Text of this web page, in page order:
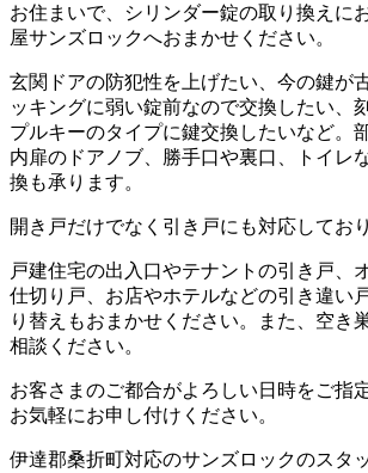
お住まいで、シリンダー錠の取り換えに
屋サンズロックへおまかせください。
玄関ドアの防犯性を上げたい、今の鍵が
ッキングに弱い錠前なので交換したい、
プルキーのタイプに鍵交換したいなど。
内扉のドアノブ、勝手口や裏口、トイレ
換も承ります。
開き戸だけでなく引き戸にも対応してお
戸建住宅の出入口やテナントの引き戸、
仕切り戸、お店やホテルなどの引き違い
り替えもおまかせください。また、空き
相談ください。
お客さまのご都合がよろしい日時をご指
お気軽にお申し付けください。
伊達郡桑折町対応のサンズロックのスタ